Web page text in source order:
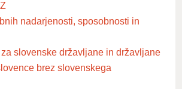
nadarjenosti, sposobnosti in
slovenske državljane in državljane
brez slovenskega